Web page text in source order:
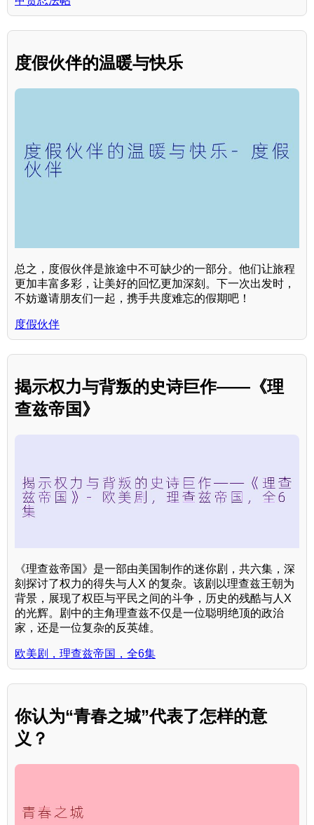
度假伙伴的温暖与快乐
总之，度假伙伴是旅途中不可缺少的一部分。他们让旅程
更加丰富多彩，让美好的回忆更加深刻。下一次出发时，
不妨邀请朋友们一起，携手共度难忘的假期吧！
度假伙伴
揭示权力与背叛的史诗巨作——《理
查兹帝国》
《理查兹帝国》是一部由美国制作的迷你剧，共六集，深
刻探讨了权力的得失与人X 的复杂。该剧以理查兹王朝为
背景，展现了权臣与平民之间的斗争，历史的残酷与人X
的光辉。剧中的主角理查兹不仅是一位聪明绝顶的政治
家，还是一位复杂的反英雄。
欧美剧，理查兹帝国，全6集
你认为“青春之城”代表了怎样的意
义？